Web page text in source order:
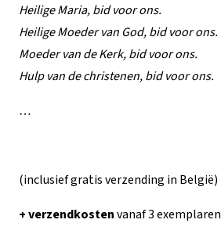
Heilige Maria, bid voor ons.
Heilige Moeder van God, bid voor ons.
Moeder van de Kerk, bid voor ons.
Hulp van de christenen, bid voor ons.
…
(inclusief gratis verzending in België)
+ verzendkostenvanaf 3 exemplaren